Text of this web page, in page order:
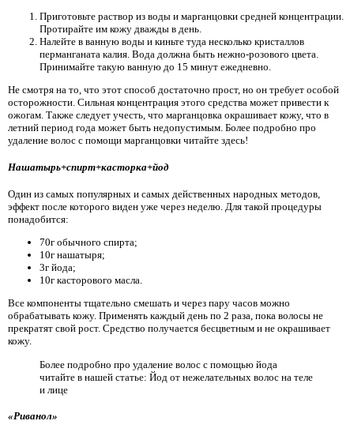
Приготовьте раствор из воды и марганцовки средней концентрации.
Протирайте им кожу дважды в день.
Налейте в ванную воды и киньте туда несколько кристаллов
перманганата калия. Вода должна быть нежно-розового цвета.
Принимайте такую ванную до 15 минут ежедневно.
Не смотря на то, что этот способ достаточно прост, но он требует особой
осторожности. Сильная концентрация этого средства может привести к
ожогам. Также следует учесть, что марганцовка окрашивает кожу, что в
летний период года может быть недопустимым. Более подробно про
удаление волос с помощи марганцовки читайте здесь!
Нашатырь+спирт+касторка+йод
Один из самых популярных и самых действенных народных методов,
эффект после которого виден уже через неделю. Для такой процедуры
понадобится:
70г обычного спирта;
10г нашатыря;
3г йода;
10г касторового масла.
Все компоненты тщательно смешать и через пару часов можно
обрабатывать кожу. Применять каждый день по 2 раза, пока волосы не
прекратят свой рост. Средство получается бесцветным и не окрашивает
кожу.
Более подробно про удаление волос с помощью йода
читайте в нашей статье: Йод от нежелательных волос на теле
и лице
«Риванол»